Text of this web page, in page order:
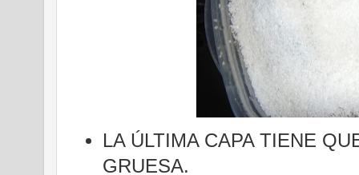
LA ÚLTIMA CAPA TIENE
GRUESA.